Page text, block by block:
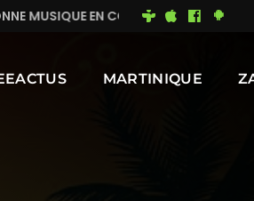
EN CONTINUE MIMI DU
MARTINIQUE